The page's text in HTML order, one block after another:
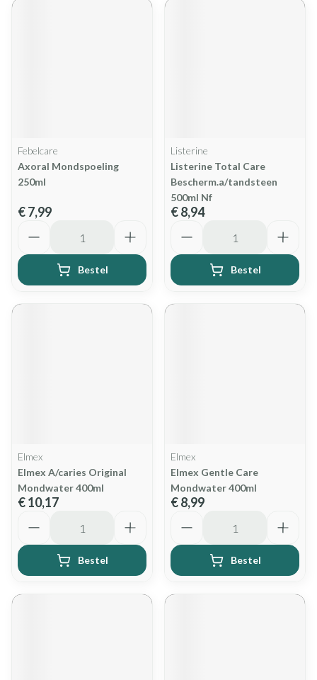
Febelcare
Axoral Mondspoeling
250ml
€ 7,99
Bestel
Listerine
Listerine Total Care
Bescherm.a/tandsteen
500ml Nf
€ 8,94
Bestel
Elmex
Elmex A/caries Original
Mondwater 400ml
€ 10,17
Bestel
Elmex
Elmex Gentle Care
Mondwater 400ml
€ 8,99
Bestel